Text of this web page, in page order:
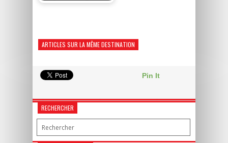
ARTICLES SUR LA MÊME DESTINATION
Pin It
RECHERCHER